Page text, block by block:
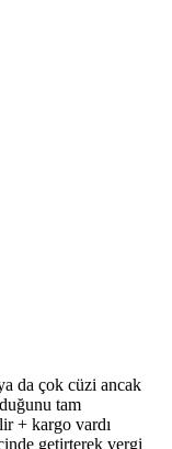
da çok cüzi ancak
tam
+ kargo vardı
getirterek vergi